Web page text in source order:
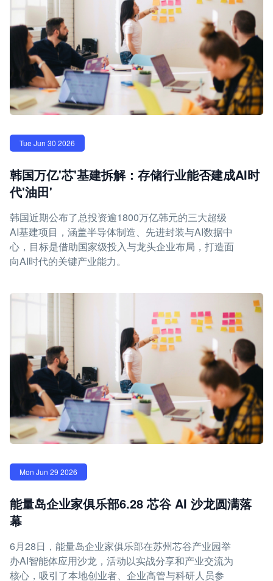
Tue Jun 30 2026
韩国万亿'芯'基建拆解：存储行业能否建成AI时
代'油田'
韩国近期公布了总投资逾1800万亿韩元的三大超级
AI基建项目，涵盖半导体制造、先进封装与AI数据中
心，目标是借助国家级投入与龙头企业布局，打造面
向AI时代的关键产业能力。
Mon Jun 29 2026
能量岛企业家俱乐部6.28 芯谷 AI 沙龙圆满落
幕
6月28日，能量岛企业家俱乐部在苏州芯谷产业园举
办AI智能体应用沙龙，活动以实战分享和产业交流为
核心，吸引了本地创业者、企业高管与科研人员参